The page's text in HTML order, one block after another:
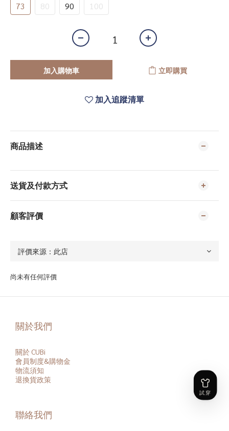
73 80 90 100
加入購物車 立即購買
加入追蹤清單
商品描述
送貨及付款方式
顧客評價
尚未有任何評價
關於我們
關於 CUBi
會員制度&購物金
物流須知
退換貨政策
聯絡我們